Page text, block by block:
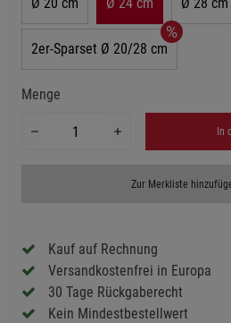
2er-Sparset Ø 20/28 cm
Menge
In
Zur Merkliste
Kauf auf Rechnung
Versandkostenfrei in Europa
30 Tage Rückgaberecht
Kein Mindestbestellwert